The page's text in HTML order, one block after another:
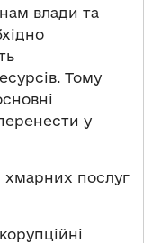
влади та
Тому
у
послуг